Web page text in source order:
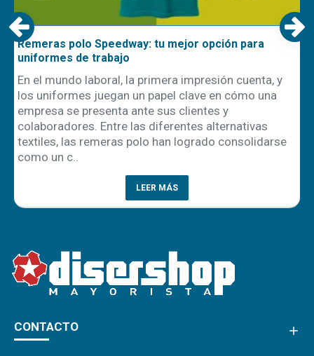
Remeras polo Speedway: tu mejor opción para
uniformes de trabajo
En el mundo laboral, la primera impresión cuenta, y
los uniformes juegan un papel clave en cómo una
empresa se presenta ante sus clientes y
colaboradores. Entre las diferentes alternativas
textiles, las remeras polo han logrado consolidarse
como un c..
LEER MÁS
CONTACTO